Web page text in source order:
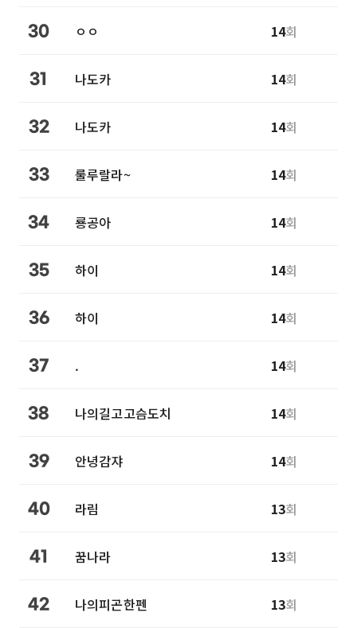
30 ㅇㅇ 14회
31 나도카 14회
32 나도카 14회
33 룰루랄라~ 14회
34 룡공아 14회
35 하이 14회
36 하이 14회
37 . 14회
38 나의길고고슴도치 14회
39 안녕감쟈 14회
40 라림 13회
41 꿈나라 13회
42 나의피곤한펜 13회